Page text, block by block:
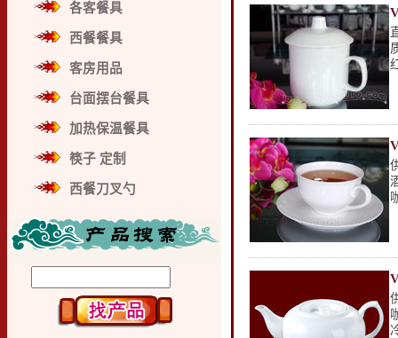
各客餐具
西餐餐具
客房用品
台面摆台餐具
加热保温餐具
筷子 定制
西餐刀叉勺